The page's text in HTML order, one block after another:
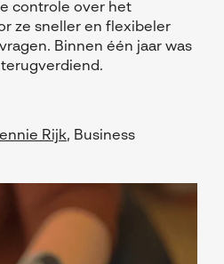
controle over het
ze sneller en flexibeler
Binnen één jaar was
Rijk, Business